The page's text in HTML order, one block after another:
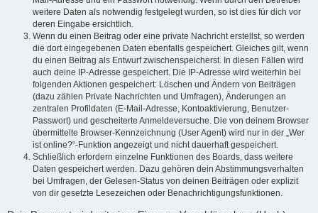
weitere Daten als notwendig festgelegt wurden, so ist dies für dich vor
deren Eingabe ersichtlich.
Wenn du einen Beitrag oder eine private Nachricht erstellst, so werden
die dort eingegebenen Daten ebenfalls gespeichert. Gleiches gilt, wenn
du einen Beitrag als Entwurf zwischenspeicherst. In diesen Fällen wird
auch deine IP-Adresse gespeichert. Die IP-Adresse wird weiterhin bei
folgenden Aktionen gespeichert: Löschen und Ändern von Beiträgen
(dazu zählen Private Nachrichten und Umfragen), Änderungen an
zentralen Profildaten (E-Mail-Adresse, Kontoaktivierung, Benutzer-
Passwort) und gescheiterte Anmeldeversuche. Die von deinem Browser
übermittelte Browser-Kennzeichnung (User Agent) wird nur in der „Wer
ist online?“-Funktion angezeigt und nicht dauerhaft gespeichert.
Schließlich erfordern einzelne Funktionen des Boards, dass weitere
Daten gespeichert werden. Dazu gehören dein Abstimmungsverhalten
bei Umfragen, der Gelesen-Status von deinen Beiträgen oder explizit
von dir gesetzte Lesezeichen oder Benachrichtigungsfunktionen.